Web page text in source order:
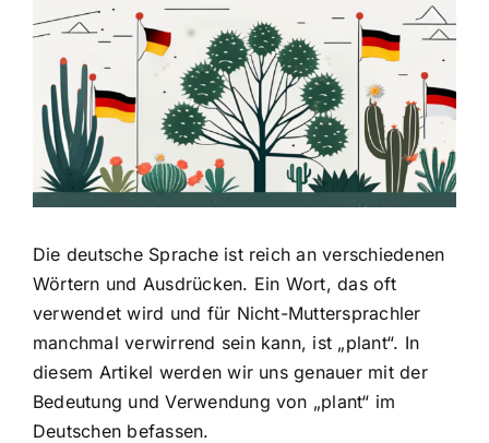
grösseres
Bild
Die deutsche Sprache ist reich an verschiedenen
Wörtern und Ausdrücken. Ein Wort, das oft
verwendet wird und für Nicht-Muttersprachler
manchmal verwirrend sein kann, ist „plant“. In
diesem Artikel werden wir uns genauer mit der
Bedeutung und Verwendung von „plant“ im
Deutschen befassen.